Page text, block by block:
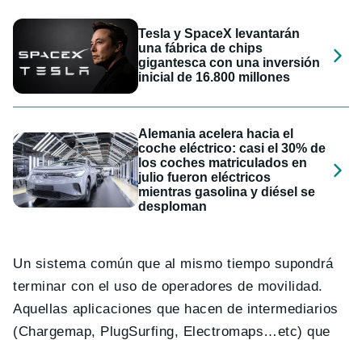
Tesla y SpaceX levantarán
una fábrica de chips
gigantesca con una inversión
inicial de 16.800 millones
Alemania acelera hacia el
coche eléctrico: casi el 30% de
los coches matriculados en
julio fueron eléctricos
mientras gasolina y diésel se
desploman
Un sistema común que al mismo tiempo supondrá
terminar con el uso de operadores de movilidad.
Aquellas aplicaciones que hacen de intermediarios
(Chargemap, PlugSurfing, Electromaps…etc) que